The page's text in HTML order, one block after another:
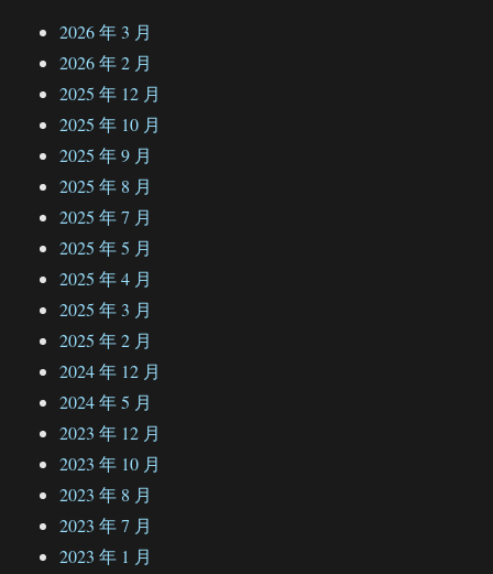
2026 年 3 月
2026 年 2 月
2025 年 12 月
2025 年 10 月
2025 年 9 月
2025 年 8 月
2025 年 7 月
2025 年 5 月
2025 年 4 月
2025 年 3 月
2025 年 2 月
2024 年 12 月
2024 年 5 月
2023 年 12 月
2023 年 10 月
2023 年 8 月
2023 年 7 月
2023 年 1 月